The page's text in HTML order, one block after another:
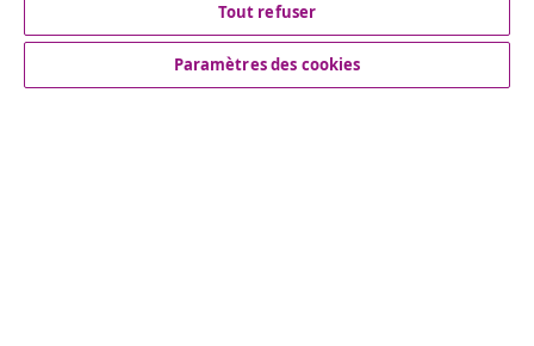
Service Clients
Tout refuser
Paramètres des cookies